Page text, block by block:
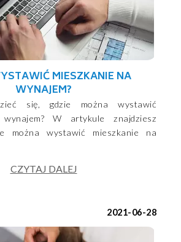
MIESZKANIE NA
WYNAJEM?
się, gdzie można wystawić
W artykule znajdziesz
można wystawić mieszkanie na
CZYTAJ DALEJ
2021-06-28